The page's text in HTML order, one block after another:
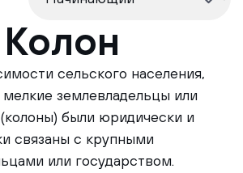
Колон
сельского населения,
землевладельцы или
были юридически и
связаны с крупными
или государством.